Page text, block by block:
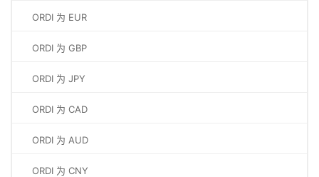
ORDI 为 EUR
ORDI 为 GBP
ORDI 为 JPY
ORDI 为 CAD
ORDI 为 AUD
ORDI 为 CNY